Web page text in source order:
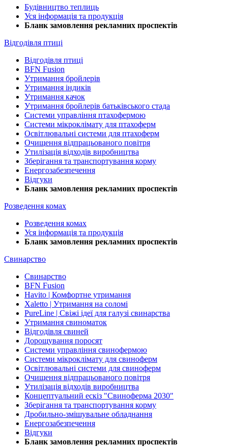
Будівництво теплиць
Уся інформація та продукція
Бланк замовлення рекламних проспектів
Відгодівля птиці
Відгодівля птиці
BFN Fusion
Утримання бройлерів
Утримання індиків
Утримання качок
Утримання бройлерів батьківського стада
Системи управління птахофермою
Системи мікроклімату для птахоферм
Освітлювальні системи для птахоферм
Очищення відпрацьованого повітря
Утилізація відходів виробництва
Зберігання та транспортування корму
Енергозабезпечення
Відгуки
Бланк замовлення рекламних проспектів
Розведення комах
Розведення комах
Уся інформація та продукція
Бланк замовлення рекламних проспектів
Свинарство
Свинарство
BFN Fusion
Havito | Комфортне утримання
Xaletto | Утримання на соломі
PureLine | Свіжі ідеї для галузі свинарства
Утримання свиноматок
Відгодівля свиней
Дорощування поросят
Системи управління свинофермою
Системи мікроклімату для свиноферм
Освітлювальні системи для свиноферм
Очищення відпрацьованого повітря
Утилізація відходів виробництва
Концептуальний ескіз "Свиноферма 2030"
Зберігання та транспортування корму
Дробильно-змішувальне обладнання
Енергозабезпечення
Відгуки
Бланк замовлення рекламних проспектів